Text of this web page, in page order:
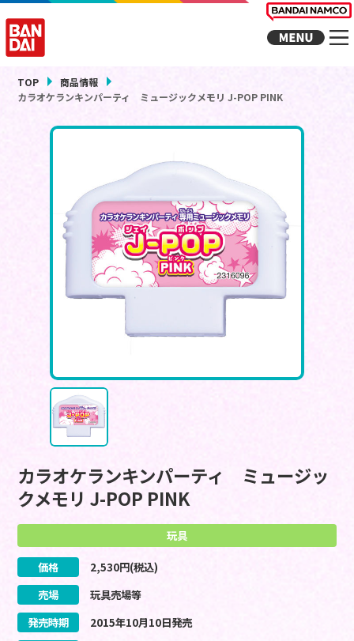
TOP
商品情報
カラオケランキンパーティ ミュージックメモリ J-POP PINK
カラオケランキンパーティ ミュージッ
クメモリ J-POP PINK
玩具
価格 2,530円(税込)
売場
玩具売場等
発売時期
2015年10月10日発売